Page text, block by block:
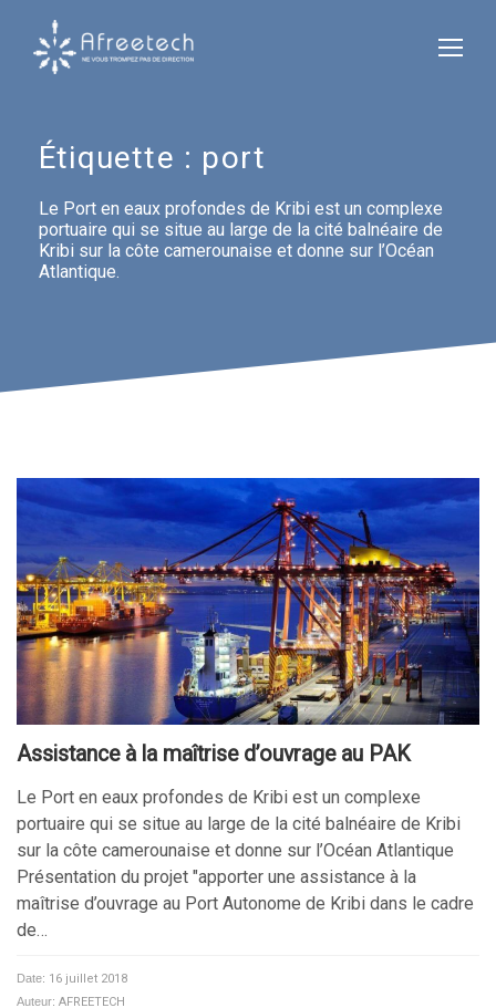
Étiquette : port
Le Port en eaux profondes de Kribi est un complexe
portuaire qui se situe au large de la cité balnéaire de
Kribi sur la côte camerounaise et donne sur l’Océan
Atlantique.
Assistance à la maîtrise d’ouvrage au PAK
Le Port en eaux profondes de Kribi est un complexe
portuaire qui se situe au large de la cité balnéaire de Kribi
sur la côte camerounaise et donne sur l’Océan Atlantique
Présentation du projet "apporter une assistance à la
maîtrise d’ouvrage au Port Autonome de Kribi dans le cadre
de…
Date: 16 juillet 2018
Auteur: AFREETECH